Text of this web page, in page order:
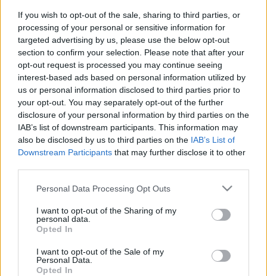
If you wish to opt-out of the sale, sharing to third parties, or
processing of your personal or sensitive information for
targeted advertising by us, please use the below opt-out
section to confirm your selection. Please note that after your
opt-out request is processed you may continue seeing
interest-based ads based on personal information utilized by
us or personal information disclosed to third parties prior to
your opt-out. You may separately opt-out of the further
disclosure of your personal information by third parties on the
IAB’s list of downstream participants. This information may
also be disclosed by us to third parties on the IAB’s List of
Downstream Participants that may further disclose it to other
Please note that this website/app uses one or more Google
not limited to your visit or usage behaviour. You may click to
grant or deny consent to Google and its third-party tags to
use your data for below specified purposes in below Google
consent section.
Personal Data Processing Opt Outs
I want to opt-out of the Sharing of my
personal data.
Opted In
I want to opt-out of the Sale of my
Personal Data.
Opted In
Vendégek: Gálvölgyi János Kossuth-díjas és
Szervét
Jászai Mari-díjas művészek.
forrás: eszaon.hu